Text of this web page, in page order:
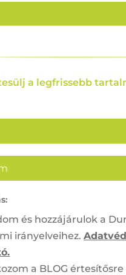
a legfrissebb
és hozzájárulok a
irányelveihez.
a BLOG értesítősre